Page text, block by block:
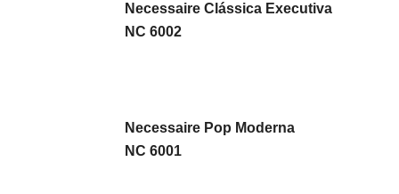
Necessaire Clássica Executiva
NC 6002
Necessaire Pop Moderna
NC 6001